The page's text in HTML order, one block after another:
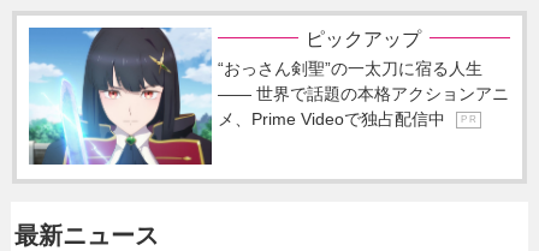
ピックアップ
“おっさん剣聖”の一太刀に宿る人生
―― 世界で話題の本格アクションアニ
メ、Prime Videoで独占配信中
P R
最新ニュース